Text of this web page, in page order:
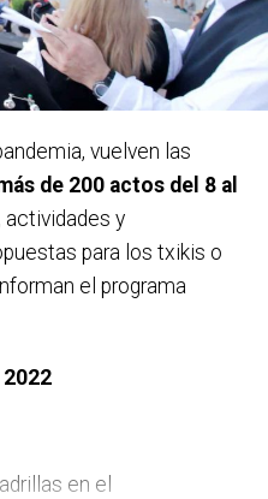
1.800 euros en
autor elegido por el
al mejor diseño local.
y tendrán la
IRPF.
jóvenes de 1º
(de 5º de Lehen
vuelven las
de 200 actos del 8 al
actividades y
para los txikis o
el programa
2022
en el